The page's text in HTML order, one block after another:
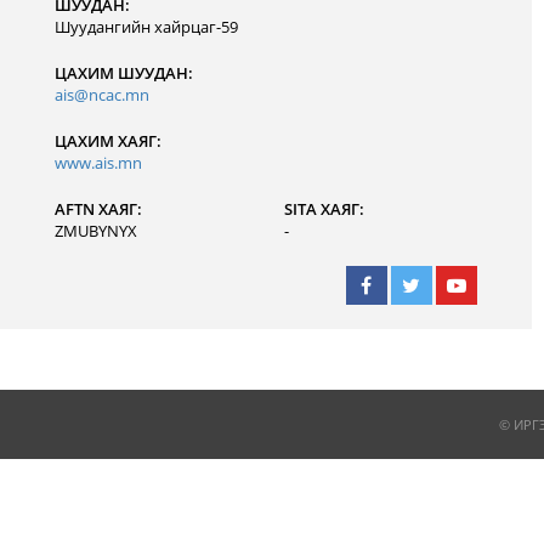
ШУУДАН:
Шуудангийн хайрцаг-59
ЦАХИМ ШУУДАН:
ais@ncac.mn
ЦАХИМ ХАЯГ:
www.ais.mn
AFTN ХАЯГ:
ZMUBYNYX
SITA ХАЯГ:
-
©